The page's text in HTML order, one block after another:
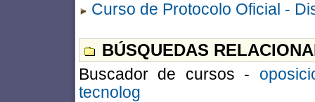
Curso de Protocolo Oficial -
BÚSQUEDAS
Buscador de cursos -
tecnolog